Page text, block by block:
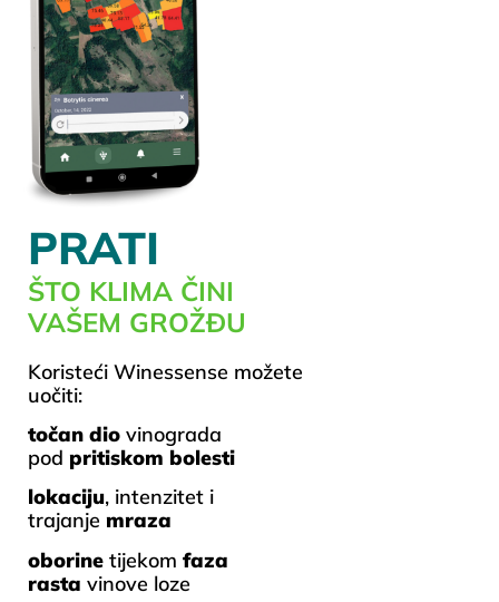
PRATI
ŠTO KLIMA ČINI
VAŠEM GROŽĐU
Koristeći Winessense možete
uočiti:
točan dio vinograda
pod pritiskom bolesti
lokaciju, intenzitet i
trajanje mraza
oborine tijekom faza
rasta vinove loze